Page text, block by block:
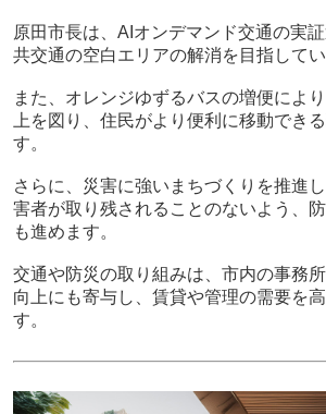
原田市長は、AIオンデマンド交通の実
共交通の空白エリアの解消を目指してい
また、オレンジゆずるバスの増便によ
上を図り、住民がより便利に移動でき
す。
さらに、災害に強いまちづくりを推進
害者が取り残されることのないよう、
も進めます。
交通や防災の取り組みは、市内の事務
向上にも寄与し、賃貸や管理の需要を
す。